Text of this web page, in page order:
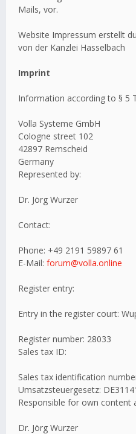
Mails, vor.
Website Impressum erstellt
von der Kanzlei Hasselbach
Imprint
Information according to § 5
Volla Systeme GmbH
Cologne street 102
42897 Remscheid
Germany
Represented by:
Dr. Jörg Wurzer
Contact:
Phone: +49 2191 59897 61
E-Mail: forum@volla.online
Register entry:
Entry in the register court:
Register number: 28033
Sales tax ID:
Sales tax identification
Umsatzsteuergesetz:
Responsible for own content
Dr. Jörg Wurzer